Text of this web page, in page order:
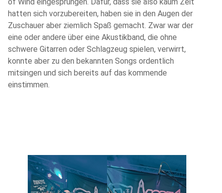
hatten sich vorzubereiten, haben sie in den Augen der
Zuschauer aber ziemlich Spaß gemacht. Zwar war der
eine oder andere über eine Akustikband, die ohne
schwere Gitarren oder Schlagzeug spielen, verwirrt,
konnte aber zu den bekannten Songs ordentlich
mitsingen und sich bereits auf das kommende
einstimmen.